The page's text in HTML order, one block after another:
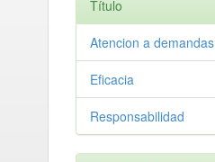
Título
Atencion a demandas
Eficacia
Responsabilidad